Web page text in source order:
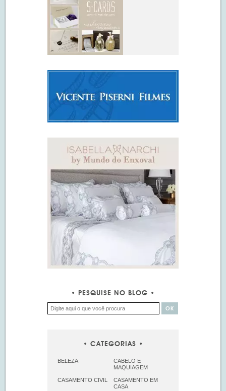
PESQUISE NO BLOG
CATEGORIAS
BELEZA
CABELO E
MAQUIAGEM
CASAMENTO CIVIL
CASAMENTO EM
CASA